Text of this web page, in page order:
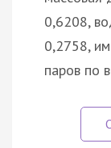
0,6208,
0,2758,
паров по